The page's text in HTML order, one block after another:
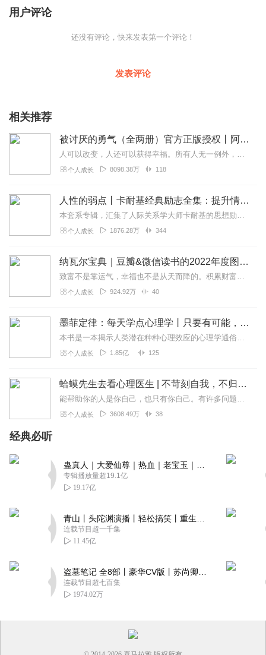
用户评论
还没有评论，快来发表第一个评论！
发表评论
相关推荐
被讨厌的勇气（全两册）官方正版授权丨阿德勒心理学畅销经典｜幸福的勇气
人可以改变，人还可以获得幸福。所有人无一例外，都能如此。——阿德勒心理学一名深陷自卑、无能与不幸福的青年，听到了一名哲人主张的“世界无比单纯，人人都能幸福”便来...
个人成长 8098.38万 118
人性的弱点丨卡耐基经典励志全集：提升情商和沟通技巧
本套系专辑，汇集了人际关系学大师卡耐基的思想励志精华，收录《人性的弱点》《人性的优点》《语言的突破》《美好的人生》《快乐的人生》等所有经典！是卡耐基的经典合辑，...
个人成长 1876.28万 344
纳瓦尔宝典｜豆瓣&微信读书的2022年度图书|从白手起家到财务自由
致富不是靠运气，幸福也不是从天而降的。积累财富和幸福生活是我们可以学习的技能。这本书收集整理了硅谷投资人纳瓦尔在过去十年里通过推特、播客和采访等方式分享的人生智...
个人成长 924.92万 40
墨菲定律：每天学点心理学丨只要有可能，就一定会发生
本书是一本揭示人类潜在种种心理效应的心理学通俗读物，其中最有代表性的即“墨菲定律”。与此同时，从自我认知、经济管理等方面入手，作者引出了数十条对现代人工作和生活...
个人成长 1.85亿 125
蛤蟆先生去看心理医生 | 不苛刻自我，不归咎原生家庭，承担人生责任，学会真正独立丨心理学心理咨询入门读物
能帮助你的人是你自己，也只有你自己。有许多问题需要你向自己发问。比如你能停止自我批判吗？你能对自己好一些吗？也许最重要的问题是，你能开始爱自己吗？书中金句一个...
个人成长 3608.49万 38
经典必听
专辑播放量超19.1亿
19.17亿
连载节目超一千集
11.45亿
连载节目超七百集
1974.02万